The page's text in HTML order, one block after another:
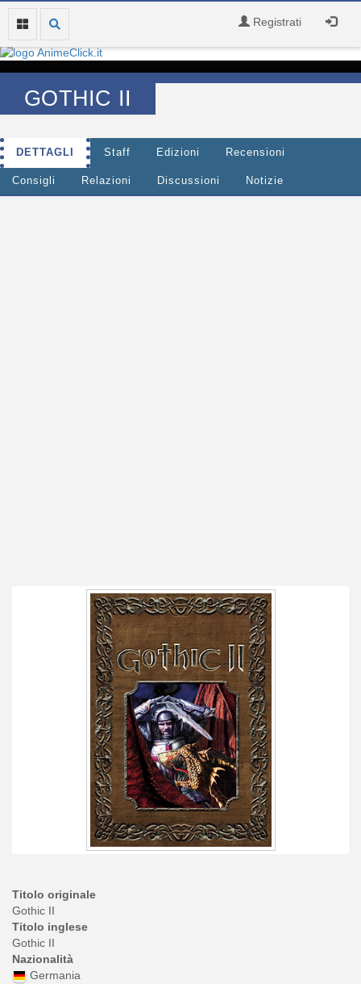
Registrati
GOTHIC II
DETTAGLI Staff Edizioni Recensioni
Consigli Relazioni Discussioni Notizie
Titolo originale
Gothic II
Titolo inglese
Gothic II
Nazionalità
Germania